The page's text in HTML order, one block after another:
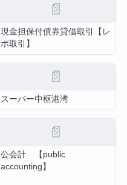
📄
現金担保付債券貸借取引【レ
ポ取引】
📄
スーパー中枢港湾
📄
公会計 【public
accounting】